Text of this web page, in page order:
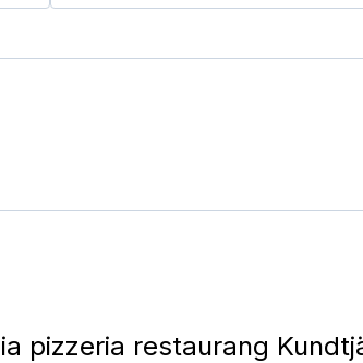
pizzeria restaurang